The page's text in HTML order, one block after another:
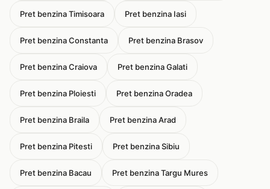
Pret benzina Timisoara Pret benzina Iasi
Pret benzina Constanta Pret benzina Brasov
Pret benzina Craiova Pret benzina Galati
Pret benzina Ploiesti Pret benzina Oradea
Pret benzina Braila Pret benzina Arad
Pret benzina Pitesti Pret benzina Sibiu
Pret benzina Bacau Pret benzina Targu Mures